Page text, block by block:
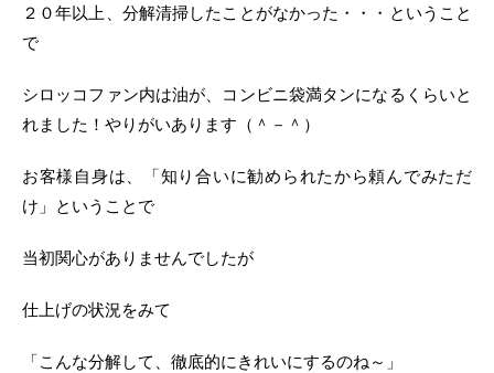
２０年以上、分解清掃したことがなかった・・・ということ
で
シロッコファン内は油が、コンビニ袋満タンになるくらいと
れました！やりがいあります（＾－＾）
お客様自身は、「知り合いに勧められたから頼んでみただ
け」ということで
当初関心がありませんでしたが
仕上げの状況をみて
「こんな分解して、徹底的にきれいにするのね～」